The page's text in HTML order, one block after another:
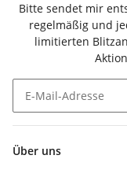
Bitte sendet mir
regelmäßig und
limitierten
Über uns